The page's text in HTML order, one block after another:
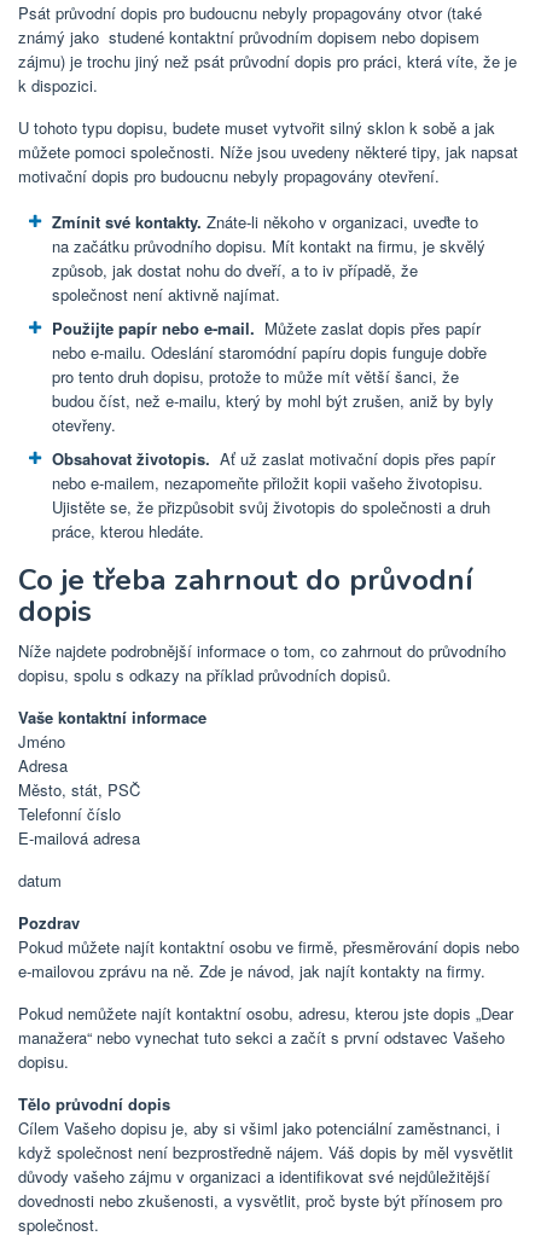
Psát průvodní dopis pro budoucnu nebyly propagovány otvor (také
známý jako studené kontaktní průvodním dopisem nebo dopisem
zájmu) je trochu jiný než psát průvodní dopis pro práci, která víte, že je
k dispozici.
U tohoto typu dopisu, budete muset vytvořit silný sklon k sobě a jak
můžete pomoci společnosti. Níže jsou uvedeny některé tipy, jak napsat
motivační dopis pro budoucnu nebyly propagovány otevření.
Zmínit své kontakty. Znáte-li někoho v organizaci, uveďte to
na začátku průvodního dopisu. Mít kontakt na firmu, je skvělý
způsob, jak dostat nohu do dveří, a to iv případě, že
společnost není aktivně najímat.
Použijte papír nebo e-mail. Můžete zaslat dopis přes papír
nebo e-mailu. Odeslání staromódní papíru dopis funguje dobře
pro tento druh dopisu, protože to může mít větší šanci, že
budou číst, než e-mailu, který by mohl být zrušen, aniž by byly
otevřeny.
Obsahovat životopis. Ať už zaslat motivační dopis přes papír
nebo e-mailem, nezapomeňte přiložit kopii vašeho životopisu.
Ujistěte se, že přizpůsobit svůj životopis do společnosti a druh
práce, kterou hledáte.
Co je třeba zahrnout do průvodní
dopis
Níže najdete podrobnější informace o tom, co zahrnout do průvodního
dopisu, spolu s odkazy na příklad průvodních dopisů.
Vaše kontaktní informace
Jméno
Adresa
Město, stát, PSČ
Telefonní číslo
E-mailová adresa
datum
Pozdrav
Pokud můžete najít kontaktní osobu ve firmě, přesměrování dopis nebo
e-mailovou zprávu na ně. Zde je návod, jak najít kontakty na firmy.
Pokud nemůžete najít kontaktní osobu, adresu, kterou jste dopis „Dear
manažera“ nebo vynechat tuto sekci a začít s první odstavec Vašeho
dopisu.
Tělo průvodní dopis
Cílem Vašeho dopisu je, aby si všiml jako potenciální zaměstnanci, i
když společnost není bezprostředně nájem. Váš dopis by měl vysvětlit
důvody vašeho zájmu v organizaci a identifikovat své nejdůležitější
dovednosti nebo zkušenosti, a vysvětlit, proč byste být přínosem pro
společnost.